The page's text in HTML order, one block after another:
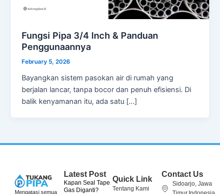
Fungsi Pipa 3/4 Inch & Panduan
Penggunaannya
February 5, 2026
Bayangkan sistem pasokan air di rumah yang
berjalan lancar, tanpa bocor dan penuh efisiensi. Di
balik kenyamanan itu, ada satu […]
Mengatasi semua
Latest Post
Kapan Seal Tape
Gas Diganti?
Quick Link
Tentang Kami
Contact Us
Sidoarjo, Jawa